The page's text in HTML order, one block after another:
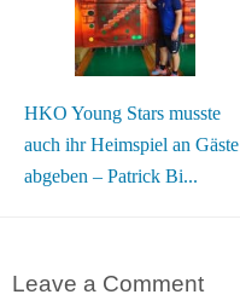
HKO Young Stars musste
auch ihr Heimspiel an Gäste
abgeben – Patrick Bi...
Leave a Comment